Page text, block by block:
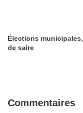
Élections
de saire
Commentaires